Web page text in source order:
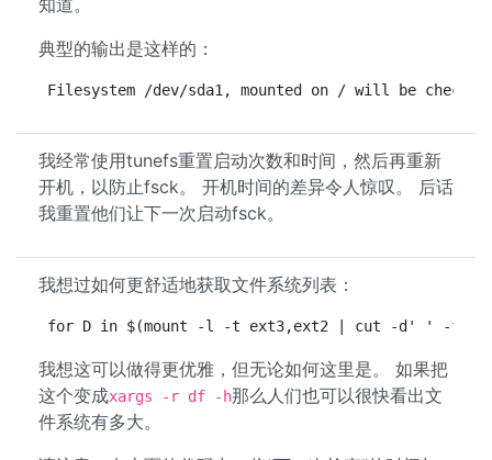
知道。
典型的输出是这样的：
Filesystem /dev/sda1, mounted on / will be
我经常使用tunefs重置启动次数和时间，然后再重新
开机，以防止fsck。 开机时间的差异令人惊叹。 后话
我重置他们让下一次启动fsck。
我想过如何更舒适地获取文件系统列表：
for D in $(mount -l -t ext3,ext2 | cut -d' ' -f1 ) ;
我想这可以做得更优雅，但无论如何这里是。 如果把
这个变成xargs -r df -h那么人们也可以很快看出文
件系统有多大。